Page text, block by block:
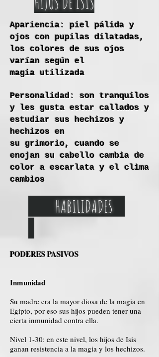
Apariencia: piel pálida y
ojos con pupilas dilatadas,
los colores de sus ojos
varían según el
magia utilizada
Personalidad: son tranquilos
y les gusta estar callados y
estudiar sus hechizos y
hechizos en
su grimorio, cuando se
enojan su cabello cambia de
color a escarlata y el clima
cambios
HABILIDADES
PODERES PASIVOS
Inmunidad
Su madre era la mayor diosa de la magia en
Egipto, por eso sus hijos pueden tener una
cierta inmunidad contra ella.
Nivel 1-30: en este nivel, los hijos de Isis
ganan resistencia a la magia y los hechizos.